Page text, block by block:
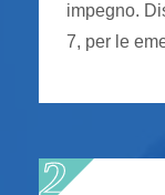
impegno.
7, per le